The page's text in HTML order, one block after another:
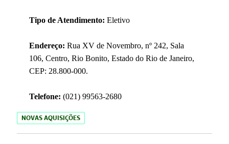
Tipo de Atendimento: Eletivo
Endereço: Rua XV de Novembro, nº 242, Sala
106, Centro, Rio Bonito, Estado do Rio de Janeiro,
CEP: 28.800-000.
Telefone: (021) 99563-2680
NOVAS AQUISIÇÕES